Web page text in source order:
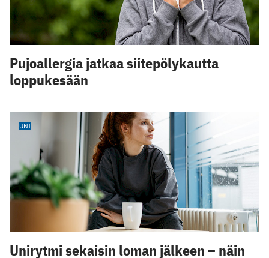
Pujoallergia jatkaa siitepölykautta
loppukesään
UNI
Unirytmi sekaisin loman jälkeen – näin